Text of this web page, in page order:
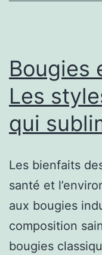
Bougies
Les
qui
Les bienfaits
santé et
aux bougies
composition
bougies